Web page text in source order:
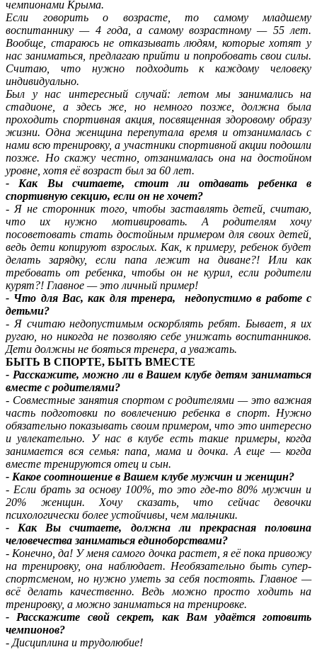
чемпионами Крыма.
Если говорить о возрасте, то самому младшему
воспитаннику — 4 года, а самому возрастному — 55 лет.
Вообще, стараюсь не отказывать людям, которые хотят у
нас заниматься, предлагаю прийти и попробовать свои силы.
Считаю, что нужно подходить к каждому человеку
индивидуально.
Был у нас интересный случай: летом мы занимались на
стадионе, а здесь же, но немного позже, должна была
проходить спортивная акция, посвященная здоровому образу
жизни. Одна женщина перепутала время и отзанималась с
нами всю тренировку, а участники спортивной акции подошли
позже. Но скажу честно, отзанималась она на достойном
уровне, хотя её возраст был за 60 лет.
- Как Вы считаете, стоит ли отдавать ребенка в
спортивную секцию, если он не хочет?
- Я не сторонник того, чтобы заставлять детей, считаю,
что их нужно мотивировать. А родителям хочу
посоветовать стать достойным примером для своих детей,
ведь дети копируют взрослых. Как, к примеру, ребенок будет
делать зарядку, если папа лежит на диване?! Или как
требовать от ребенка, чтобы он не курил, если родители
курят?! Главное — это личный пример!
- Что для Вас, как для тренера, недопустимо в работе с
детьми?
- Я считаю недопустимым оскорблять ребят. Бывает, я их
ругаю, но никогда не позволяю себе унижать воспитанников.
Дети должны не бояться тренера, а уважать.
БЫТЬ В СПОРТЕ, БЫТЬ ВМЕСТЕ
- Расскажите, можно ли в Вашем клубе детям заниматься
вместе с родителями?
- Совместные занятия спортом с родителями — это важная
часть подготовки по вовлечению ребенка в спорт. Нужно
обязательно показывать своим примером, что это интересно
и увлекательно. У нас в клубе есть такие примеры, когда
занимается вся семья: папа, мама и дочка. А еще — когда
вместе тренируются отец и сын.
- Какое соотношение в Вашем клубе мужчин и женщин?
- Если брать за основу 100%, то это где-то 80% мужчин и
20% женщин. Хочу сказать, что сейчас девочки
психологически более устойчивы, чем мальчики.
- Как Вы считаете, должна ли прекрасная половина
человечества заниматься единоборствами?
- Конечно, да! У меня самого дочка растет, я её пока привожу
на тренировку, она наблюдает. Необязательно быть супер-
спортсменом, но нужно уметь за себя постоять. Главное —
всё делать качественно. Ведь можно просто ходить на
тренировку, а можно заниматься на тренировке.
- Расскажите свой секрет, как Вам удаётся готовить
чемпионов?
- Дисциплина и трудолюбие!